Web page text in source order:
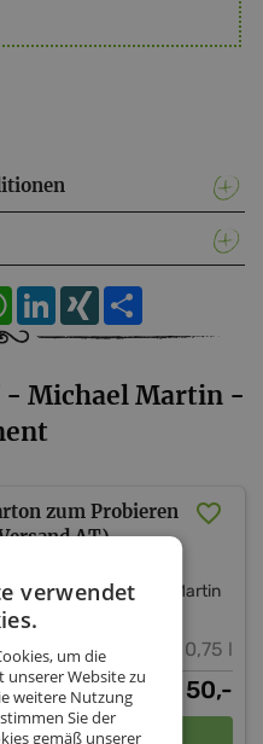
WhatsApp
LinkedIn
XING
Michael Martin -
zum Probieren
AT)
Martinshof - Michael Martin
0,75 l
50,-
verwendet
um die
Website zu
weitere Nutzung
Sie der
gemäß unserer